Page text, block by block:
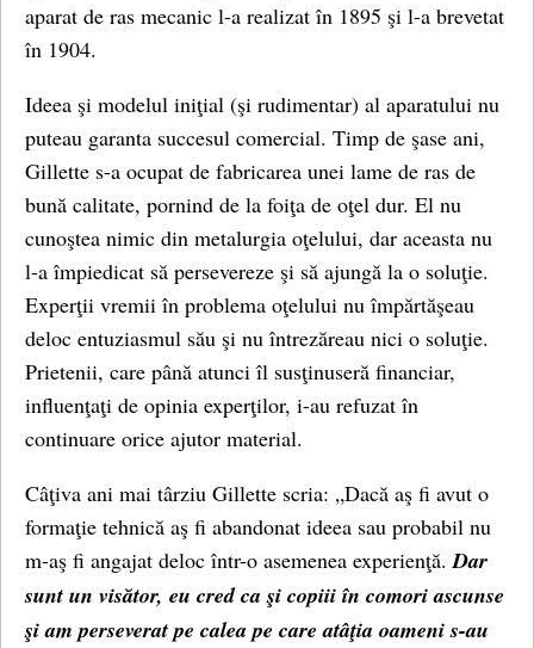
aparat de ras mecanic l-a realizat în 1895 şi l-a brevetat
în 1904.
Ideea şi modelul iniţial (şi rudimentar) al aparatului nu
puteau garanta succesul comercial. Timp de şase ani,
Gillette s-a ocupat de fabricarea unei lame de ras de
bună calitate, pornind de la foiţa de oţel dur. El nu
cunoştea nimic din metalurgia oţelului, dar aceasta nu
l-a împiedicat să persevereze şi să ajungă la o soluţie.
Experţii vremii în problema oţelului nu împărtăşeau
deloc entuziasmul său şi nu întrezăreau nici o soluţie.
Prietenii, care până atunci îl susţinuseră financiar,
influenţaţi de opinia experţilor, i-au refuzat în
continuare orice ajutor material.
Câţiva ani mai târziu Gillette scria: „Dacă aş fi avut o
formaţie tehnică aş fi abandonat ideea sau probabil nu
m-aş fi angajat deloc într-o asemenea experienţă.Dar
sunt un visător, eu cred ca şi copiii în comori ascunse
şi am perseverat pe calea pe care atâţia oameni s-au